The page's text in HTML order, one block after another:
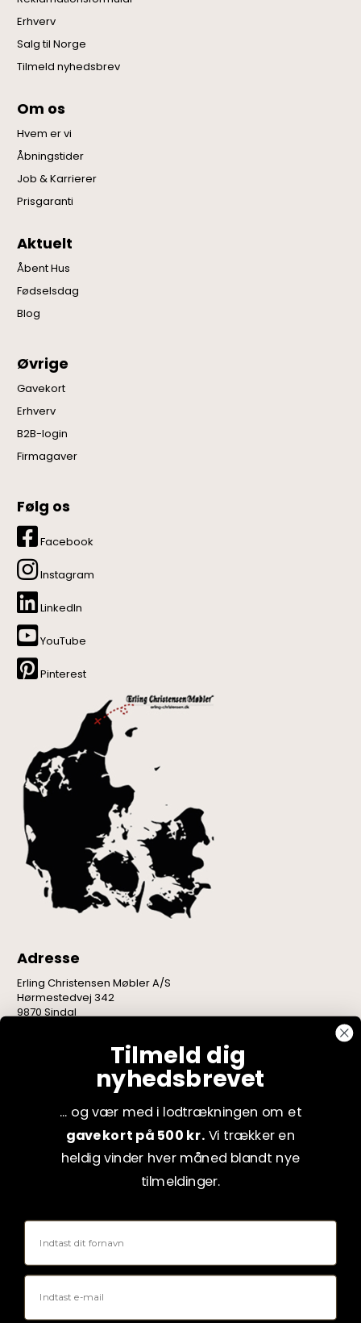
Erhverv
Salg til Norge
Tilmeld nyhedsbrev
Om os
Hvem er vi
Åbningstider
Job & Karrierer
Prisgaranti
Aktuelt
Åbent Hus
Fødselsdag
Blog
Øvrige
Gavekort
Erhverv
B2B-login
Firmagaver
Følg os
Facebook
Instagram
LinkedIn
YouTube
Pinterest
Adresse
Erling Christensen Møbler A/S
Hørmestedvej 342
9870 Sindal
Tilmeld dig
nyhedsbrevet
... og vær med i lodtrækningen om et
gavekort på 500 kr. Vi trækker en
heldig vinder hver måned blandt nye
tilmeldinger.
Fornavn
Email